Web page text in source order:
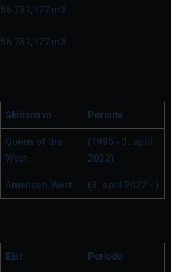
56.781,177 m3
56.781,177 m3
Skibsnavn Periode
Queen of the
West
(1995 - 3. april
2022)
American West (3. april 2022 - )
Ejer Periode